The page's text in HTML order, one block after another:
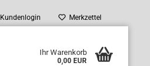
Kundenlogin Merkzettel
Ihr Warenkorb
0,00 EUR